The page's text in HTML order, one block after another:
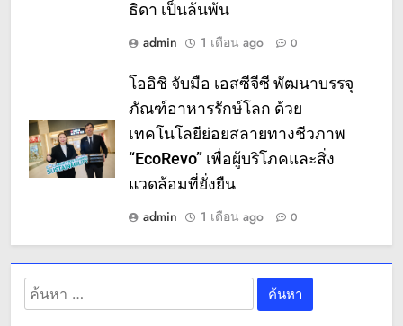
ธิดา เป็นล้นพ้น
admin
1 เดือน ago 0
โออิชิ จับมือ เอสซีจีซี พัฒนาบรรจุ
ภัณฑ์อาหารรักษ์โลก ด้วย
เทคโนโลยีย่อยสลายทางชีวภาพ
“EcoRevo” เพื่อผู้บริโภคและสิ่ง
แวดล้อมที่ยั่งยืน
admin
1 เดือน ago 0
ค้นหา
สำหรับ: